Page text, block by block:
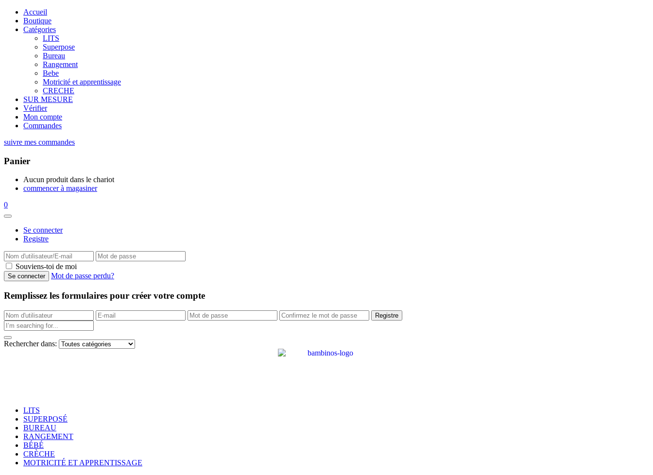
Accueil
Boutique
Catégories
LITS
Superpose
Bureau
Rangement
Bebe
Motricité et apprentissage
CRECHE
SUR MESURE
Vérifier
Mon compte
Commandes
suivre mes commandes
Panier
Aucun produit dans le chariot
commencer à magasiner
0
Se connecter
Registre
Souviens-toi de moi
Mot de passe perdu?
Remplissez les formulaires pour créer votre compte
Rechercher dans:
LITS
SUPERPOSÉ
BUREAU
RANGEMENT
BÉBÉ
CRÈCHE
MOTRICITÉ ET APPRENTISSAGE